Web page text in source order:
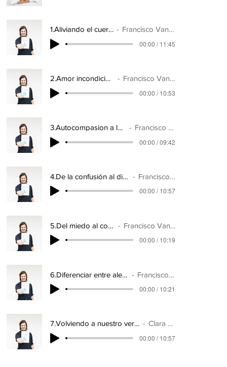
1.Aliviando el cuerpo
Francisco Vanoni
00:00 / 11:45
2.Amor incondicional
Francisco Vanoni
00:00 / 10:53
3.Autocompasion a la angustia
Francisco Vanoni
00:00 / 09:42
4.De la confusión al discernimiento
Francisco Vanoni
00:00 / 10:57
5.Del miedo al coraje
Francisco Vanoni
00:00 / 10:19
6.Diferenciar entre alerta y alarma
Francisco Vanoni
00:00 / 10:21
7.Volviendo a nuestro verdadero hogar
Clara Badino
00:00 / 10:57